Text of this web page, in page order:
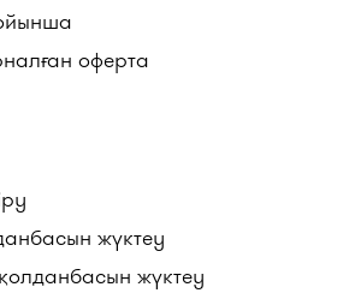
оферта
жүктеу
жүктеу